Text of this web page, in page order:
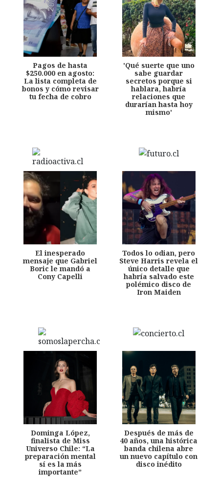
Pagos de hasta
$250.000 en agosto:
La lista completa de
bonos y cómo revisar
tu fecha de cobro
'Qué suerte que uno
sabe guardar
secretos porque si
hablara, habría
relaciones que
durarían hasta hoy
mismo'
El inesperado
mensaje que Gabriel
Boric le mandó a
Cony Capelli
Todos lo odian, pero
Steve Harris revela el
único detalle que
habría salvado este
polémico disco de
Iron Maiden
Dominga López,
finalista de Miss
Universo Chile: “La
preparación mental
sí es la más
importante”
Después de más de
40 años, una histórica
banda chilena abre
un nuevo capítulo con
disco inédito